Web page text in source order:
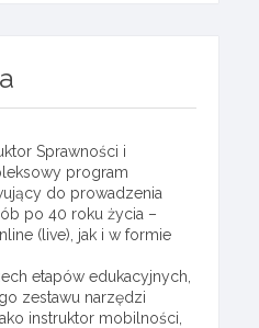
Sprawności i
program
do prowadzenia
po 40 roku życia –
(live), jak i w formie
etapów edukacyjnych,
zestawu narzędzi
instruktor mobilności,